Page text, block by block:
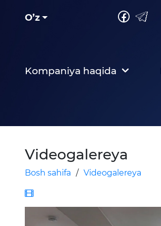
O’z
Kompaniya haqida
Videogalereya
Bosh sahifa / Videogalereya